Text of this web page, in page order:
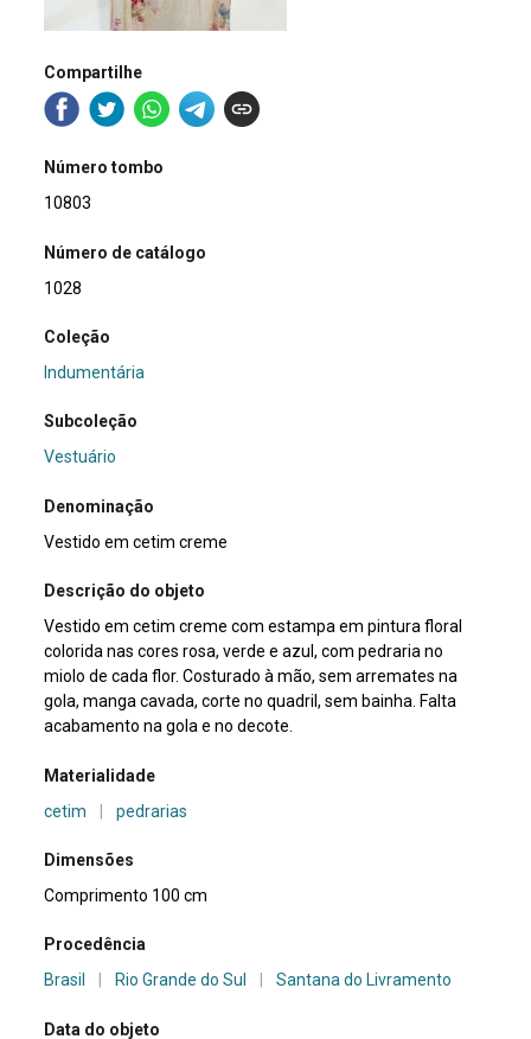
Compartilhe
Número tombo
10803
Número de catálogo
1028
Coleção
Indumentária
Subcoleção
Vestuário
Denominação
Vestido em cetim creme
Descrição do objeto
Vestido em cetim creme com estampa em pintura floral
colorida nas cores rosa, verde e azul, com pedraria no
miolo de cada flor. Costurado à mão, sem arremates na
gola, manga cavada, corte no quadril, sem bainha. Falta
acabamento na gola e no decote.
Materialidade
cetim
| pedrarias
Dimensões
Comprimento 100 cm
Procedência
Brasil
Rio Grande do Sul Santana do Livramento
Data do objeto